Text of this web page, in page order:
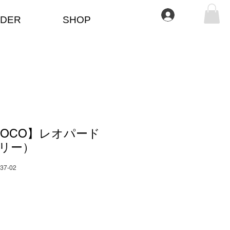
SHOP Anmelden
】レオパード
ー）
02